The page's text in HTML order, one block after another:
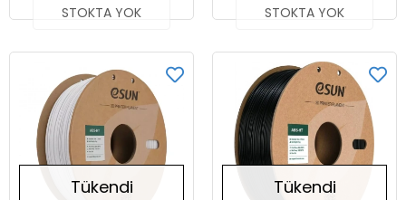
STOKTA YOK STOKTA YOK
Tükendi Tükendi